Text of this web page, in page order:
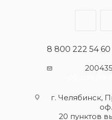
8 800 222 54 60
г. Челябинск,
20 пунктов